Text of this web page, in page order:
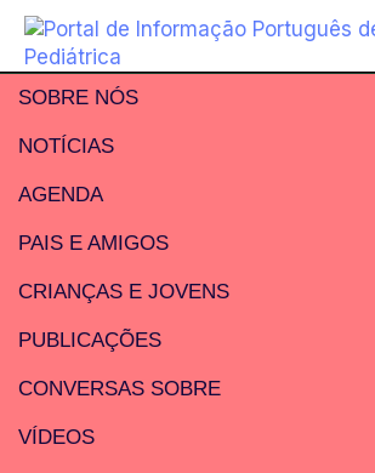
SOBRE NÓS
NOTÍCIAS
AGENDA
PAIS E AMIGOS
CRIANÇAS E JOVENS
PUBLICAÇÕES
CONVERSAS SOBRE
VÍDEOS